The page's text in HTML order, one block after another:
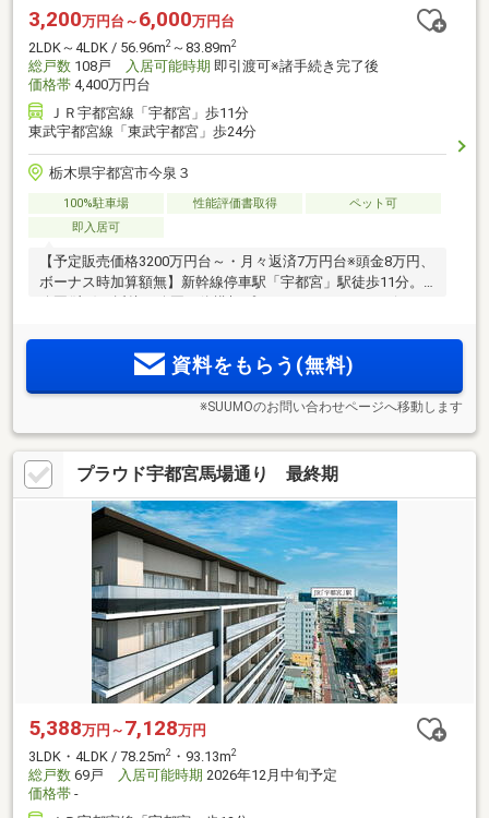
3,200万円台～ 6,000万円台
2LDK～4LDK / 56.96m2 ～83.89m2
総戸数 108戸 入居可能時期 即引渡可※諸手続き完了後
価格帯 4,400万円台
ＪＲ宇都宮線「宇都宮」歩11分
東武宇都宮線「東武宇都宮」歩24分
栃木県宇都宮市今泉３
100%駐車場 性能評価書取得
ペット可
即入居可
【予定販売価格3200万円台～・月々返済7万円台※頭金8万円、
ボーナス時加算額無】新幹線停車駅「宇都宮」駅徒歩11分。
(注2)月額500円～4800円。ラウンジ、パーティールーム、ゲ
ストルーム等多彩な共用施設資料をもらう(無料)
※SUUMOのお問い合わせページへ移動します
プラウド宇都宮馬場通り 最終期
5,388万円～ 7,128万円
3LDK・4LDK / 78.25m2 ・93.13m2
総戸数 69戸 入居可能時期 2026年12月中旬予定
価格帯 -